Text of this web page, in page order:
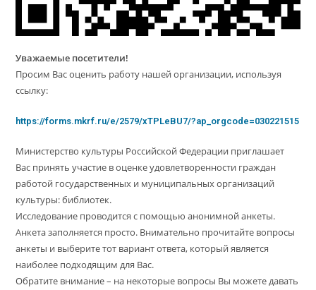
Уважаемые посетители!
Просим Вас оценить работу нашей организации, используя
ссылку:
https://forms.mkrf.ru/e/2579/xTPLeBU7/?ap_orgcode=030221515
Министерство культуры Российской Федерации приглашает
Вас принять участие в оценке удовлетворенности граждан
работой государственных и муниципальных организаций
культуры: библиотек.
Исследование проводится с помощью анонимной анкеты.
Анкета заполняется просто. Внимательно прочитайте вопросы
анкеты и выберите тот вариант ответа, который является
наиболее подходящим для Вас.
Обратите внимание – на некоторые вопросы Вы можете давать